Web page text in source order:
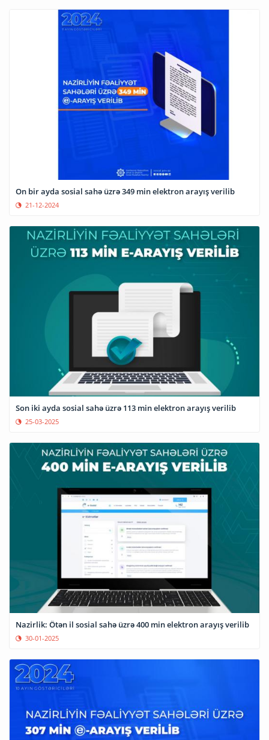
On bir ayda sosial sahə üzrə 349 min elektron arayış verilib
21-12-2024
Son iki ayda sosial sahə üzrə 113 min elektron arayış verilib
25-03-2025
Nazirlik: Ötən il sosial sahə üzrə 400 min elektron arayış verilib
30-01-2025